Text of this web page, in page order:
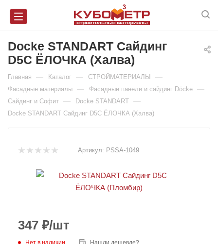
Docke STANDART Сайдинг
D5C ЁЛОЧКА (Халва)
Главная — Каталог — СТРОЙМАТЕРИАЛЫ —
Фасадные материалы — Фасадные панели и сайдинг Döcke —
Сайдинг и Софит — Docke STANDART —
Docke STANDART Сайдинг D5C ЁЛОЧКА (Халва)
Артикул: PSSA-1049
347 ₽/шт
Нет в наличии Нашли дешевле?